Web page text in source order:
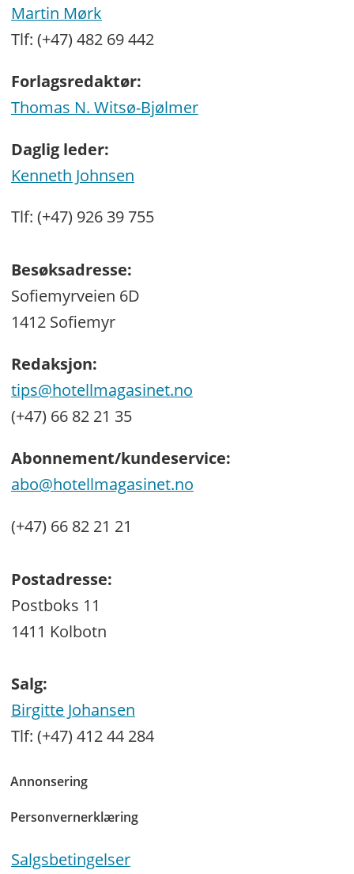
Martin Mørk
Tlf: (+47) 482 69 442
Forlagsredaktør:
Thomas N. Witsø-Bjølmer
Daglig leder:
Kenneth Johnsen
Tlf: (+47) 926 39 755
Besøksadresse:
Sofiemyrveien 6D
1412 Sofiemyr
Redaksjon:
tips@hotellmagasinet.no
(+47) 66 82 21 35
Abonnement/kundeservice:
abo@hotellmagasinet.no
(+47) 66 82 21 21
Postadresse:
Postboks 11
1411 Kolbotn
Salg:
Birgitte Johansen
Tlf: (+47) 412 44 284
Annonsering
Personvernerklæring
Salgsbetingelser